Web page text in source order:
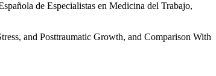
de Especialistas en Medicina del Trabajo,
and Posttraumatic Growth, and Comparison With